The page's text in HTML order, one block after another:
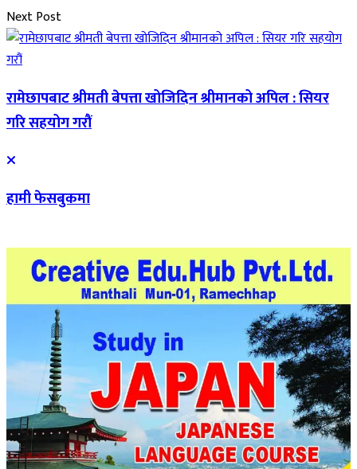
Next Post
रामेछापबाट श्रीमती बेपत्ता खोजिदिन श्रीमानको अपिल : सियर
गरि सहयोग गरौं
हामी फेसबुकमा